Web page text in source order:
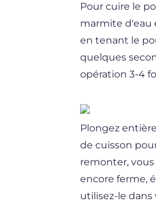
Pour cuire le
marmite d'eau
en tenant le
quelques
opération 3-4
Plongez
de cuisson
remonter,
encore ferme,
utilisez-le dans